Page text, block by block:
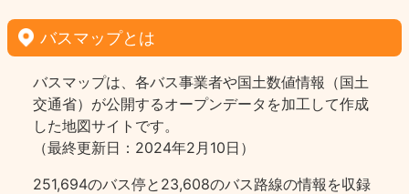
バスマップとは
バスマップは、各バス事業者や国土数値情報（国土
交通省）が公開するオープンデータを加工して作成
した地図サイトです。
（最終更新日：2024年2月10日）
251,694のバス停と23,608のバス路線の情報を収録